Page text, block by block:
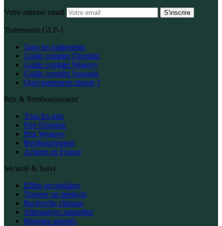
Votre adresse email S'inscrire
Traitements GLP-1
Tous les traitements
Guide complet Ozempic
Guide complet Wegovy
Guide complet Saxenda
Quel traitement choisir ?
Prix & Remboursement
Tous les prix
Prix Ozempic
Prix Wegovy
Remboursement
Acheter en France
Sécurité & Suivi
Effets secondaires
Trouver un médecin
Recherche clinique
Alternatives naturelles
Régimes adaptés